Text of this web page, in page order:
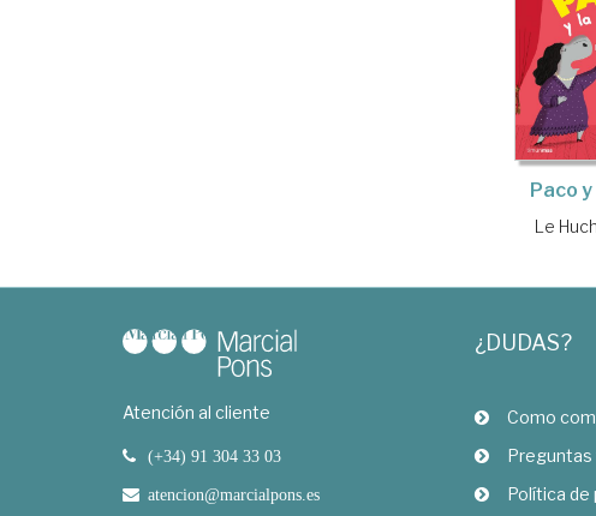
Paco
Le
Atención al cliente
(+34) 91 304 33 03
atencion@marcialpons.es
¿DUDAS?
Como
Política de